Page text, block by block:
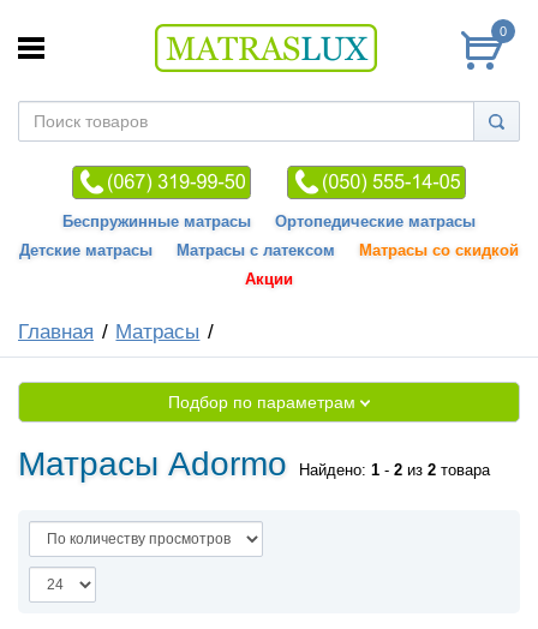
0
Беспружинные матрасы
Ортопедические матрасы
Детские матрасы
Матрасы с латексом
Матрасы со скидкой
Акции
Главная Матрасы
Подбор по параметрам
Матрасы Adormo Найдено: 1 - 2 из 2 товара